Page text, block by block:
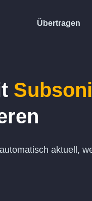
Übertragen
aktuell,